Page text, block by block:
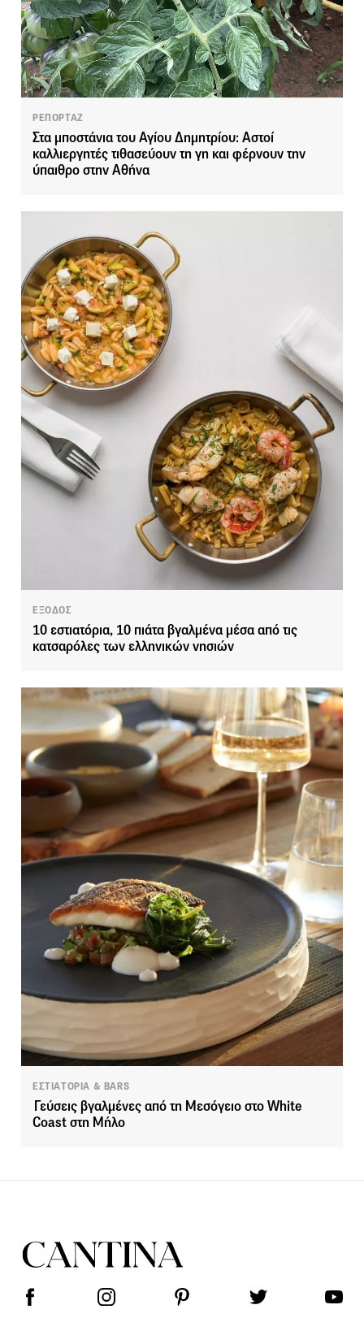
ΡΕΠΟΡΤΑΖ
Στα μποστάνια του Αγίου Δημητρίου: Αστοί
καλλιεργητές τιθασεύουν τη γη και φέρνουν την
ύπαιθρο στην Αθήνα
ΕΞΟΔΟΣ
10 εστιατόρια, 10 πιάτα βγαλμένα μέσα από τις
κατσαρόλες των ελληνικών νησιών
ΕΣΤΙΑΤΟΡΙΑ & BARS
Γεύσεις βγαλμένες από τη Μεσόγειο στο White
Coast στη Μήλο